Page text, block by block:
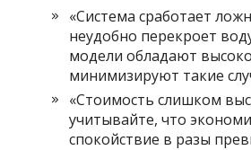
«Система сработает
неудобно перекроет
модели обладают
минимизируют такие
«Стоимость слишком
учитывайте, что
спокойствие в разы